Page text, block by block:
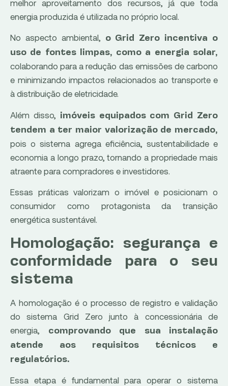
melhor aproveitamento dos recursos, já que toda
energia produzida é utilizada no próprio local.
No aspecto ambiental, o Grid Zero incentiva o
uso de fontes limpas, como a energia solar,
colaborando para a redução das emissões de carbono
e minimizando impactos relacionados ao transporte e
à distribuição de eletricidade.
Além disso, imóveis equipados com Grid Zero
tendem a ter maior valorização de mercado,
pois o sistema agrega eficiência, sustentabilidade e
economia a longo prazo, tornando a propriedade mais
atraente para compradores e investidores.
Essas práticas valorizam o imóvel e posicionam o
consumidor como protagonista da transição
energética sustentável.
Homologação: segurança e
conformidade para o seu
sistema
A homologação é o processo de registro e validação
do sistema Grid Zero junto à concessionária de
energia, comprovando que sua instalação
atende aos requisitos técnicos e
regulatórios.
Essa etapa é fundamental para operar o sistema